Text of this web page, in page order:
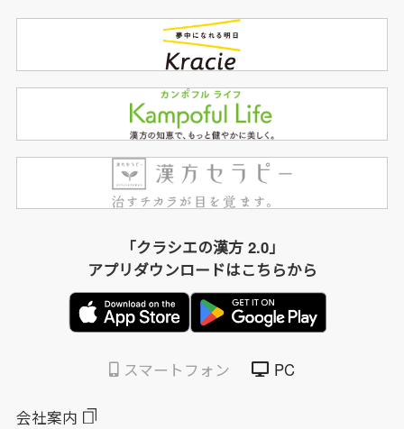
「クラシエの漢方 2.0」
アプリダウンロードはこちらから
スマートフォン PC
会社案内